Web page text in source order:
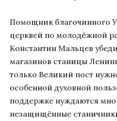
Помощник благочинного
церквей по молодёжной
Константин Мальцев
магазинов станицы
только Великий пост
особенной духовной
поддержке нуждаются
незащищённые